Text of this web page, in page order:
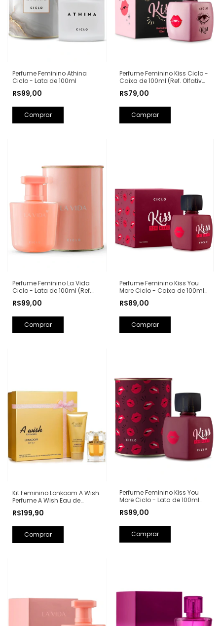
Perfume Feminino Athina
Ciclo - Lata de 100ml
R$99,00
Perfume Feminino Kiss Ciclo -
Caixa de 100ml (Ref. Olfativa:
R$79,00
Perfume Feminino La Vida
Ciclo - Lata de 100ml (Ref.
Lancôme)
R$99,00
Perfume Feminino Kiss You
More Ciclo - Caixa de 100ml
Laurent)
R$89,00
Kit Feminino Lonkoom A Wish:
Perfume A Wish Eau de
Hidratante Corporal
R$199,90
Perfume Feminino Kiss You
More Ciclo - Lata de 100ml
(Ref. Olfativa: Libre Yves Saint
Laurent)
R$99,00